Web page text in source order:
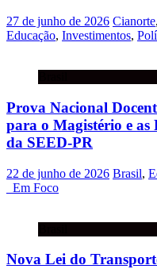
27 de junho de 2026 Cianorte,
Educação, Investimentos,
Prova Nacional
para o Magistério e as
da SEED-PR
22 de junho de 2026 Brasil,
_Em Foco
Nova Lei do